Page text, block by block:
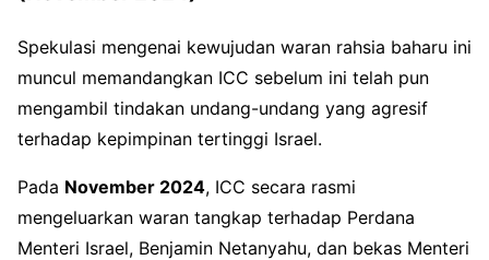
Spekulasi mengenai kewujudan waran rahsia baharu ini
muncul memandangkan ICC sebelum ini telah pun
mengambil tindakan undang-undang yang agresif
terhadap kepimpinan tertinggi Israel.
Pada November 2024, ICC secara rasmi
mengeluarkan waran tangkap terhadap Perdana
Menteri Israel, Benjamin Netanyahu, dan bekas Menteri